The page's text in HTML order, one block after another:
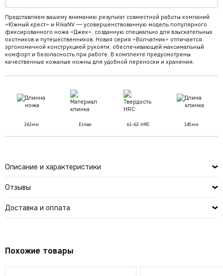
Описание и характеристики
Отзывы
Доставка и оплата
Представляем вашему вниманию результат совместной работы компаний
«Южный крест» и RikaNV — усовершенствованную модель популярного
фиксированного ножа «Джек», созданную специально для взыскательных
охотников и путешественников. Новая серия «Волчатник» отличается
эргономичной конструкцией рукояти, обеспечивающей максимальный
комфорт и безопасность при работе. В комплекте предусмотрены
качественные кожаные ножны для удобной переноски и хранения.
263мм Elmax 61-63 HRC 145мм
Похожие товары